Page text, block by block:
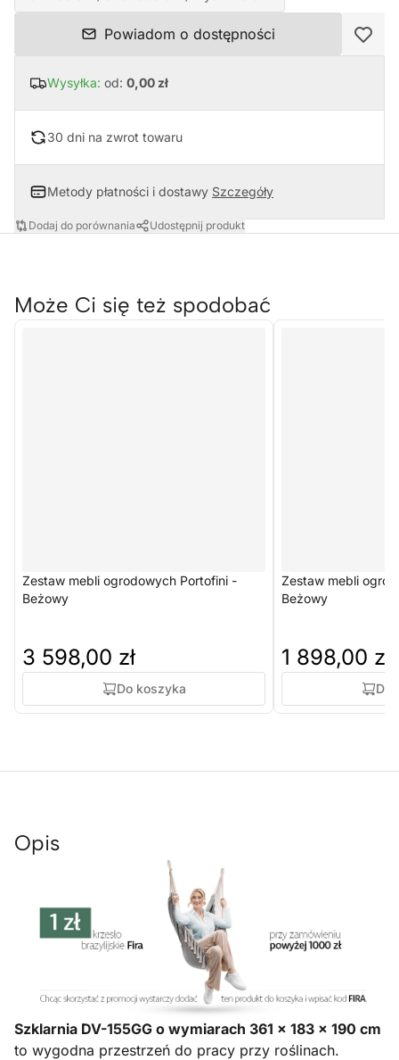
Powiadom o dostępności
Wysyłka: od: 0,00 zł
30 dni na zwrot towaru
Metody płatności i dostawy Szczegóły
Dodaj do porównania Udostępnij produkt
Może Ci się też spodobać
Zestaw mebli ogrodowych Portofini -
Beżowy
3 598,00 zł
Do koszyka
Zestaw mebli
Beżowy
1 898,00 zł
Do
Opis
Szklarnia DV-155GG o wymiarach 361 × 183 × 190 cm
to wygodna przestrzeń do pracy przy roślinach.